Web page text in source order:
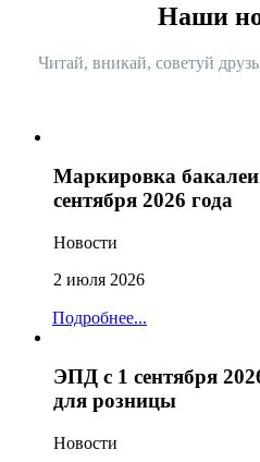
Наши
Читай, вникай, советуй
Маркировка
сентября 2026 года
Новости
2 июля 2026
Подробнее...
ЭПД с 1 сентября
для розницы
Новости